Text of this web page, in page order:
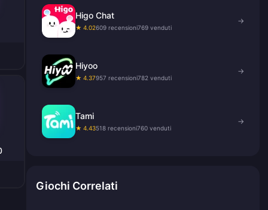
Higo Chat
★ 4.02609 recensioni769 venduti
→
Hiyoo
★ 4.37957 recensioni782 venduti
→
Tami
★ 4.43518 recensioni760 venduti
→
Giochi Correlati